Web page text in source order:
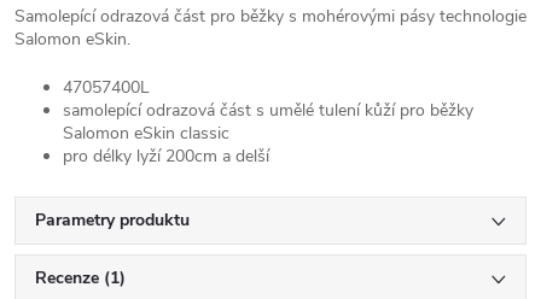
Samolepící odrazová část pro běžky s mohérovými pásy technologie
Salomon eSkin.
47057400L
samolepící odrazová část s umělé tulení kůží pro běžky
Salomon eSkin classic
pro délky lyží 200cm a delší
Parametry produktu
Recenze (1)